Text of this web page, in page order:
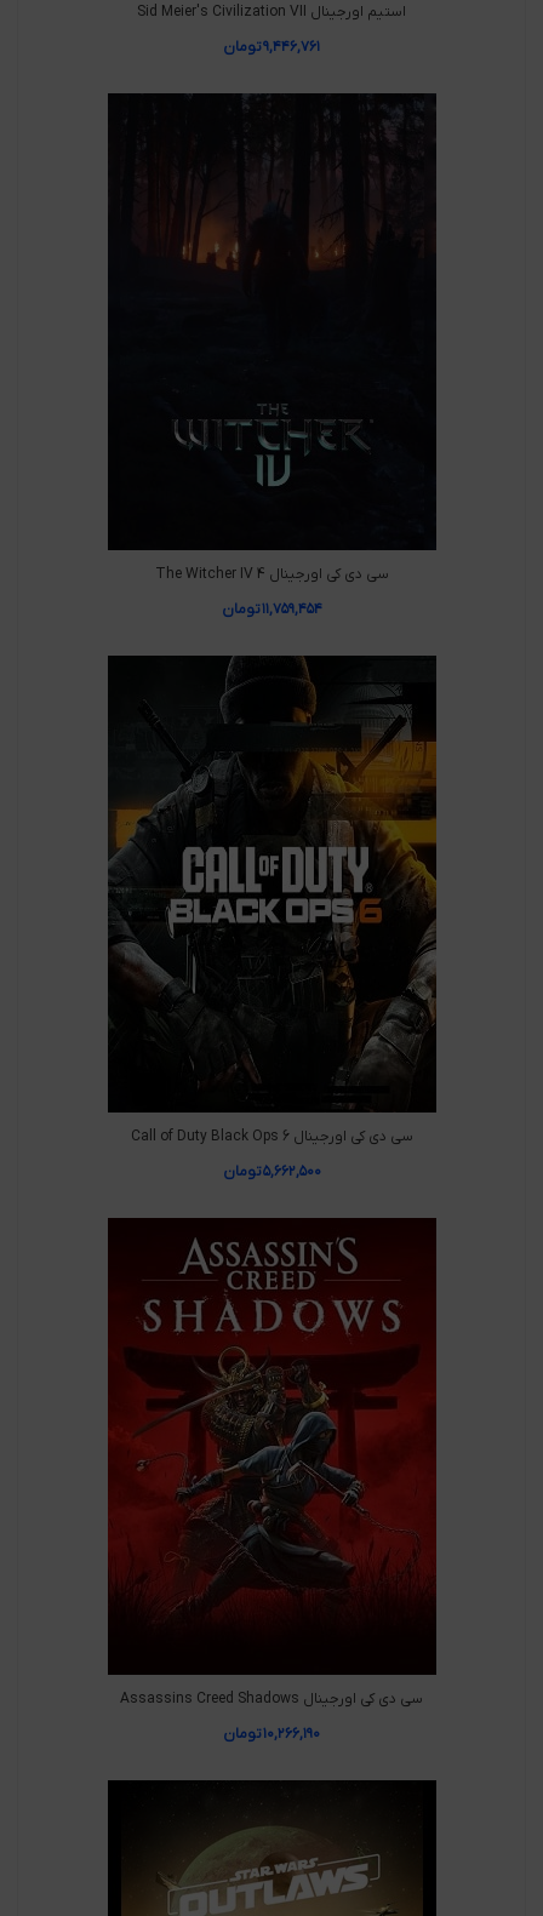
استیم اورجینال Sid Meier's Civilization VII
۹,۴۴۶,۷۶۱تومان
سی دی کی اورجینال The Witcher IV 4
۱۱,۷۵۹,۴۵۴تومان
سی دی کی اورجینال Call of Duty Black Ops 6
۵,۶۶۲,۵۰۰تومان
سی دی کی اورجینال Assassins Creed Shadows
۱۰,۲۶۶,۱۹۰تومان